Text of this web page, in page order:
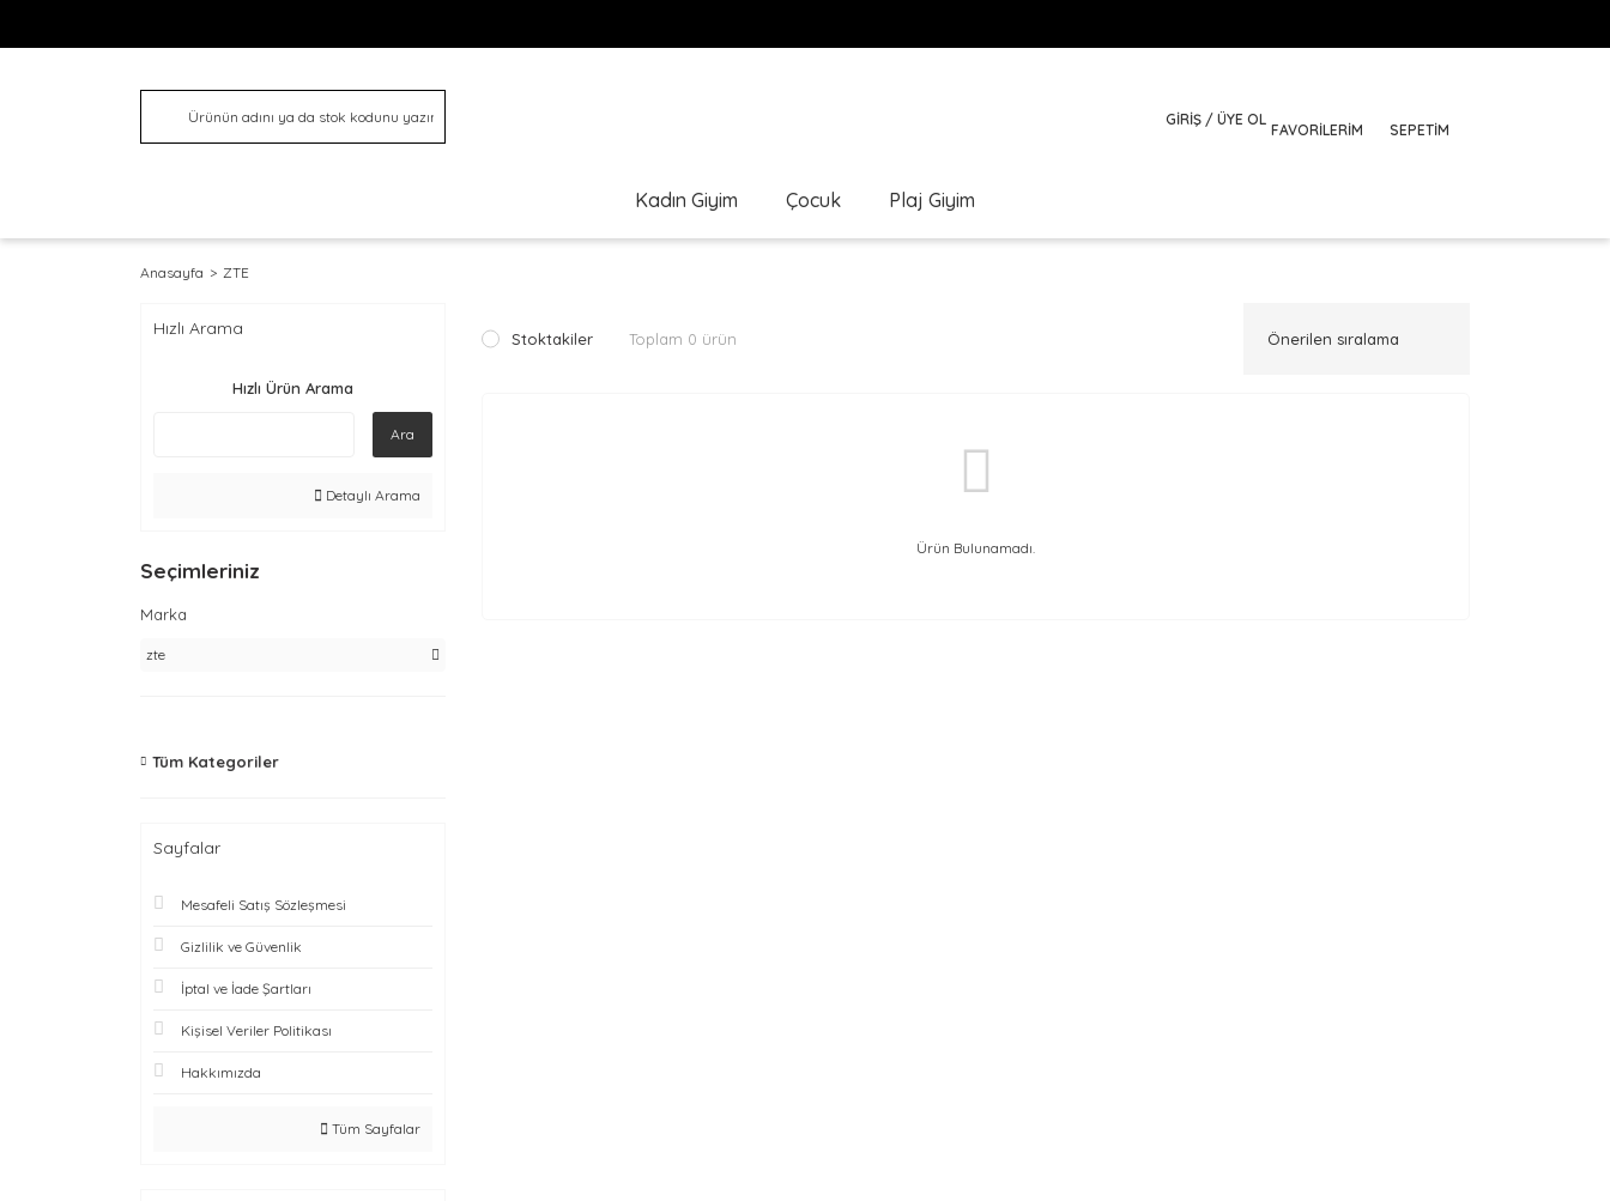
GİRİŞ / ÜYE OL
FAVORILERIM SEPETİM
Kadın Giyim Çocuk Plaj Giyim
Anasayfa ZTE
Hızlı Arama
Hızlı Ürün Arama
Ara
Detaylı Arama
Seçimleriniz
Marka
zte
Tüm Kategoriler
Sayfalar
Mesafeli Satış Sözleşmesi
Gizlilik ve Güvenlik
İptal ve İade Şartları
Kişisel Veriler Politikası
Hakkımızda
Tüm Sayfalar
Stoktakiler Toplam 0 ürün
Ürün Bulunamadı.